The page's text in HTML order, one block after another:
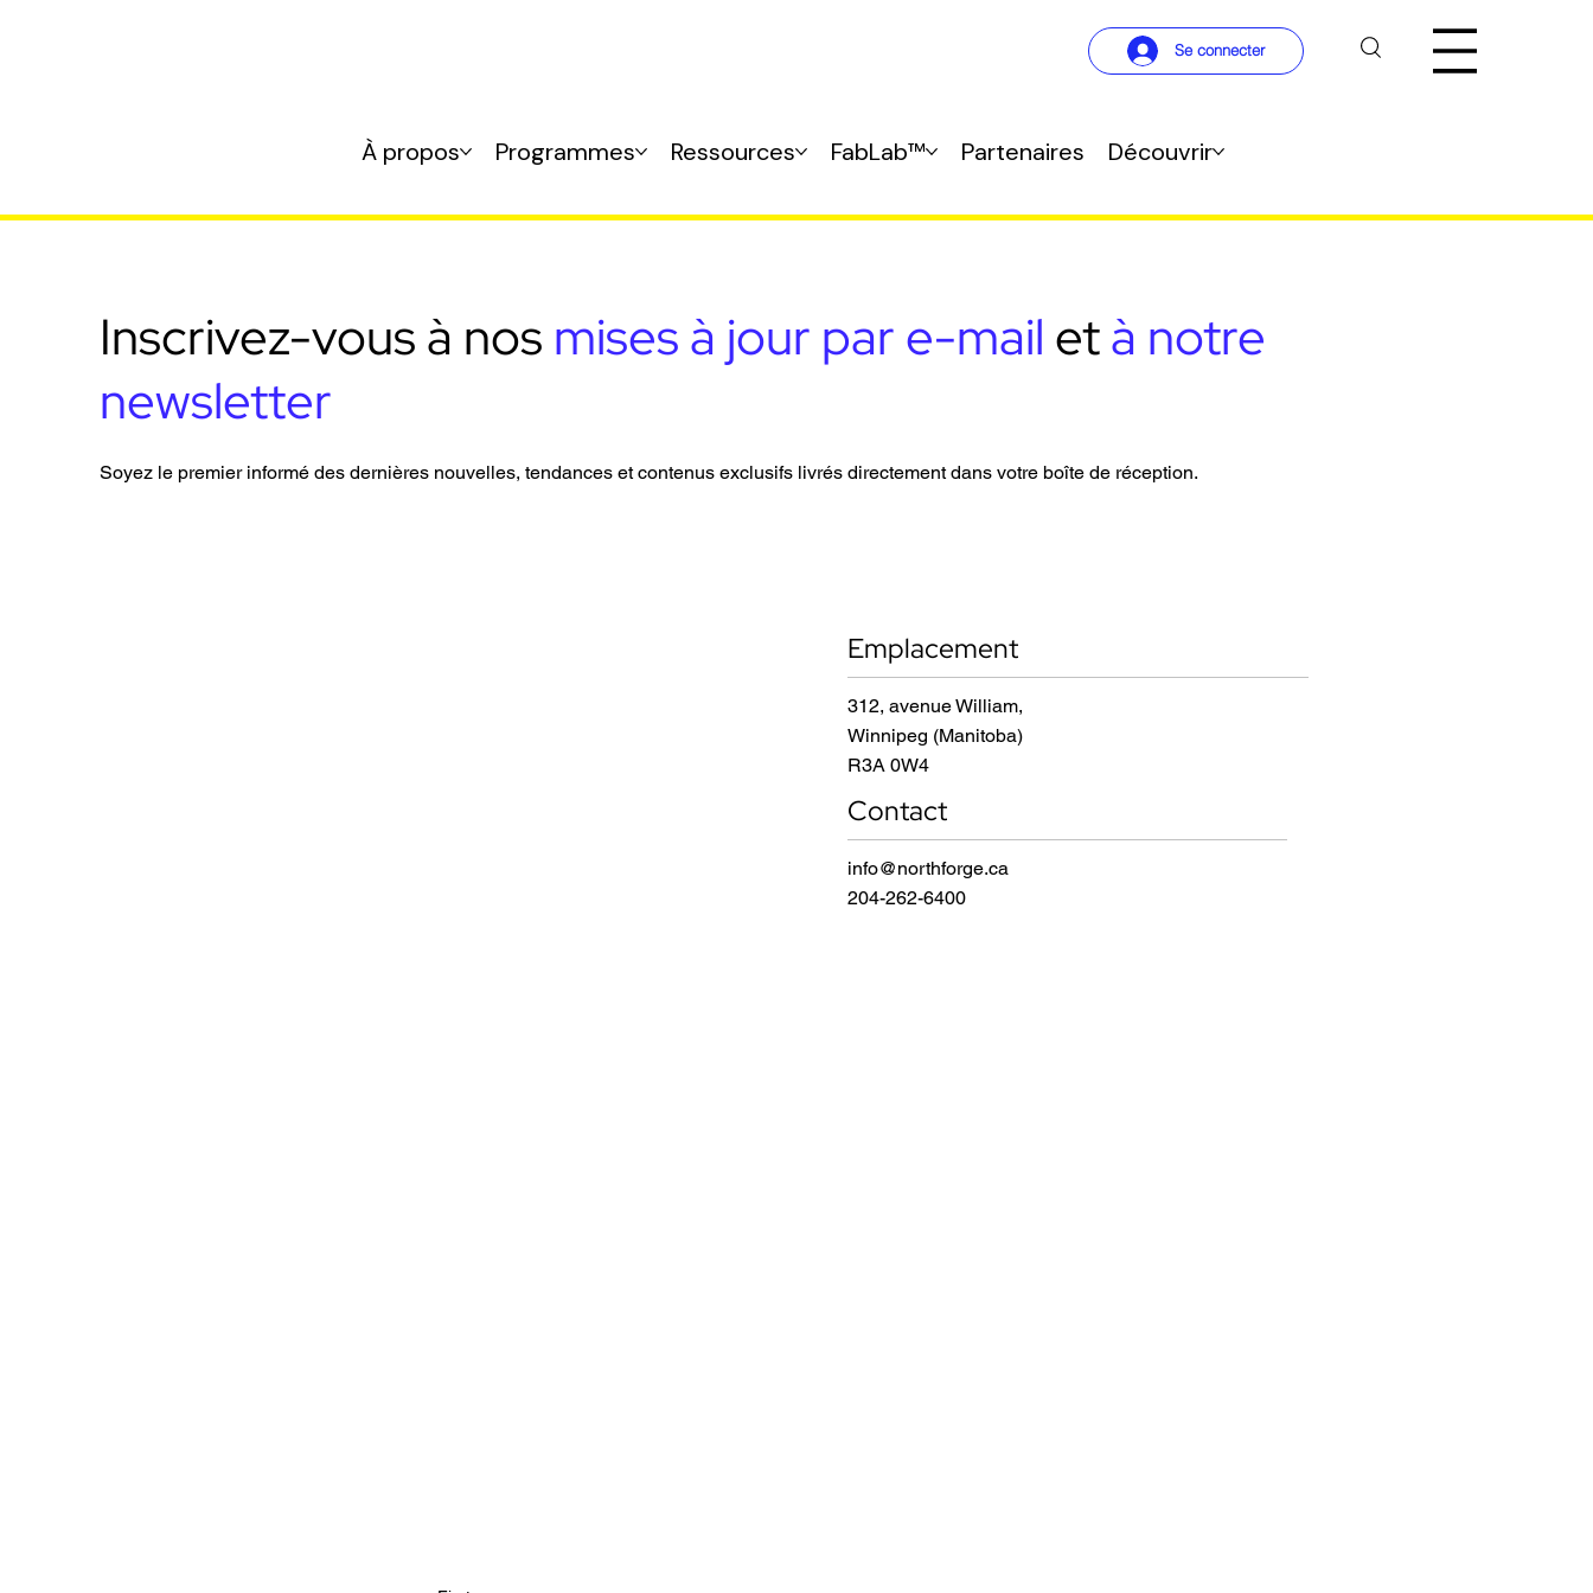
Se connecter
À propos Programmes Ressources FabLab™ Partenaires Découvrir
Inscrivez-vous à nos mises à jour par e-mail età notre
newsletter
Soyez le premier informé des dernières nouvelles, tendances et contenus exclusifs livrés directement dans votre boîte de réception.
Emplacement
312, avenue William,
Winnipeg (Manitoba)
R3A 0W4
Contact
info@northforge.ca
204-262-6400